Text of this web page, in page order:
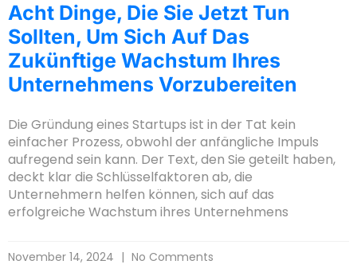
Acht Dinge, Die Sie Jetzt Tun
Sollten, Um Sich Auf Das
Zukünftige Wachstum Ihres
Unternehmens Vorzubereiten
Die Gründung eines Startups ist in der Tat kein
einfacher Prozess, obwohl der anfängliche Impuls
aufregend sein kann. Der Text, den Sie geteilt haben,
deckt klar die Schlüsselfaktoren ab, die
Unternehmern helfen können, sich auf das
erfolgreiche Wachstum ihres Unternehmens
November 14, 2024 No Comments